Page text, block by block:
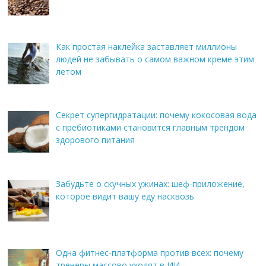
Как простая наклейка заставляет миллионы
людей не забывать о самом важном креме этим
летом
Секрет супергидратации: почему кокосовая вода
с пребиотиками становится главным трендом
здорового питания
Забудьте о скучных ужинах: шеф-приложение,
которое видит вашу еду насквозь
Одна фитнес-платформа против всех: почему